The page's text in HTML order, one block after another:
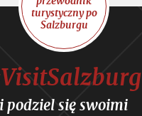
turystyczny po
Salzburgu
i podziel się swoimi